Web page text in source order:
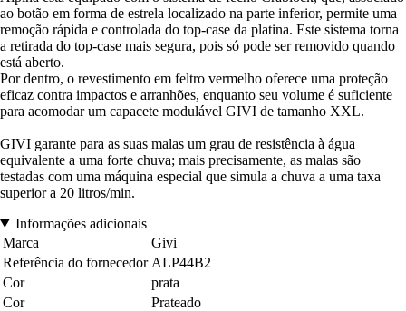
ao botão em forma de estrela localizado na parte inferior, permite uma
remoção rápida e controlada do top-case da platina. Este sistema torna
a retirada do top-case mais segura, pois só pode ser removido quando
está aberto.
Por dentro, o revestimento em feltro vermelho oferece uma proteção
eficaz contra impactos e arranhões, enquanto seu volume é suficiente
para acomodar um capacete modulável GIVI de tamanho XXL.
GIVI garante para as suas malas um grau de resistência à água
equivalente a uma forte chuva; mais precisamente, as malas são
testadas com uma máquina especial que simula a chuva a uma taxa
superior a 20 litros/min.
Informações adicionais
Marca
Givi
Referência do fornecedor ALP44B2
Cor
prata
Cor
Prateado